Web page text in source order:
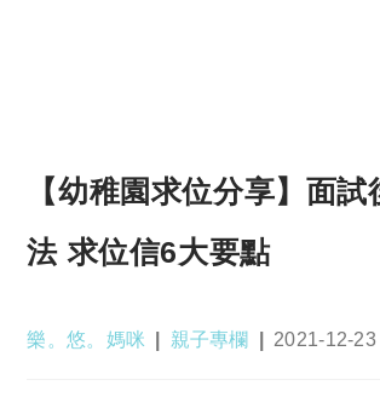
【幼稚園求位分享】面
法 求位信6大要點
Post
樂。悠。媽咪
Post
親子專欄
Post
2021-12-23